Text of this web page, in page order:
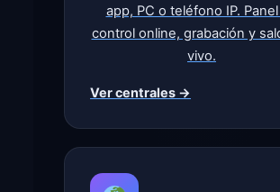
app, PC o teléfono IP.
control online, grabación y
vivo.
Ver centrales →